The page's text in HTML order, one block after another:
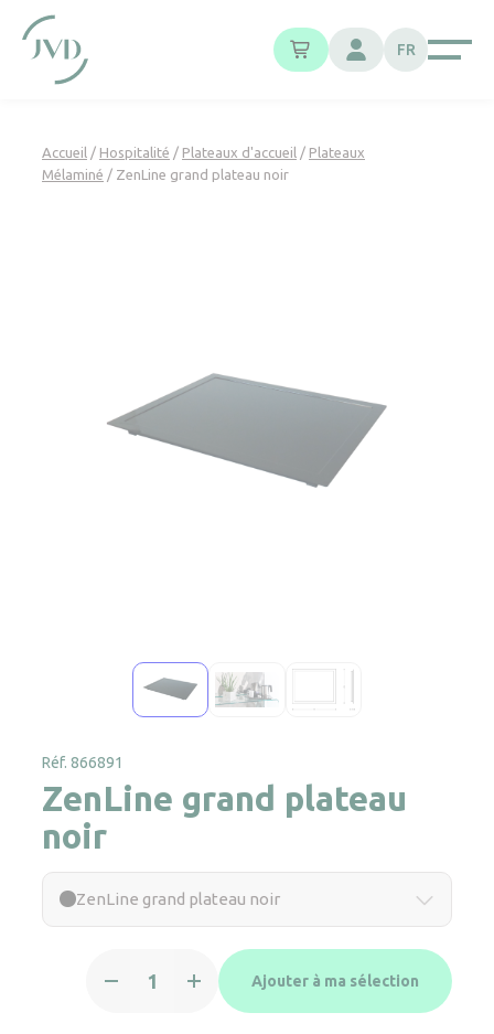
FR
Accueil / Hospitalité / Plateaux d'accueil / Plateaux
Mélaminé / ZenLine grand plateau noir
Réf. 866891
ZenLine grand plateau
noir
ZenLine grand plateau noir
Ajouter à ma sélection
Panneau de gestion des cookies